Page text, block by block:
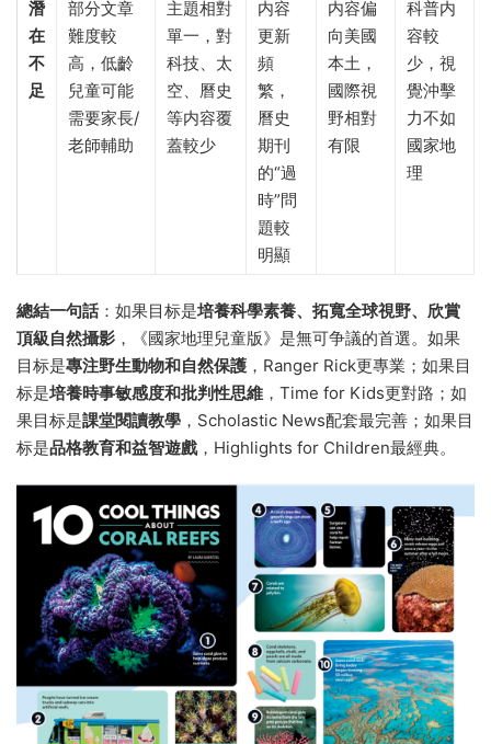
潛
在
不
足
部分文章
難度較
高，低齡
兒童可能
需要家長/
老師輔助
主題相對
單一，對
科技、太
空、曆史
等内容覆
蓋較少
内容
更新
頻
繁，
曆史
期刊
的“過
時”問
題較
明顯
内容偏
向美國
本土，
國際視
野相對
有限
科普内
容較
少，視
覺沖擊
力不如
國家地
理
總結一句話：如果目标是培養科學素養、拓寬全球視野、欣賞
頂級自然攝影 ，《國家地理兒童版》是無可争議的首選。如果
目标是專注野生動物和自然保護 ，Ranger Rick更專業；如果目
标是培養時事敏感度和批判性思維 ，Time for Kids更對路；如
果目标是課堂閱讀教學 ，Scholastic News配套最完善；如果目
标是品格教育和益智遊戲，Highlights for Children最經典。